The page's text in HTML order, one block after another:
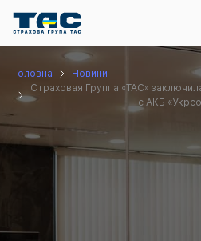
Головна
Новини
Страховая Группа «ТАС»
с АКБ